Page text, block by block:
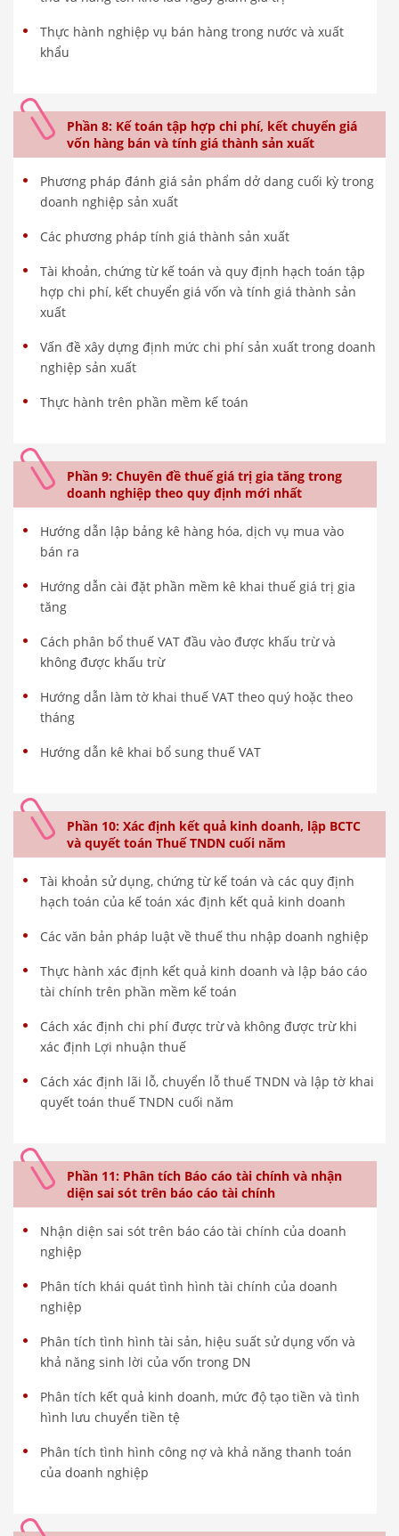
Thực hành nghiệp vụ bán hàng trong nước và xuất
khẩu
Phần 8: Kế toán tập hợp chi phí, kết chuyển giá
vốn hàng bán và tính giá thành sản xuất
Phương pháp đánh giá sản phẩm dở dang cuối kỳ trong
doanh nghiệp sản xuất
Các phương pháp tính giá thành sản xuất
Tài khoản, chứng từ kế toán và quy định hạch toán tập
hợp chi phí, kết chuyển giá vốn và tính giá thành sản
xuất
Vấn đề xây dựng định mức chi phí sản xuất trong doanh
nghiệp sản xuất
Thực hành trên phần mềm kế toán
Phần 9: Chuyên đề thuế giá trị gia tăng trong
doanh nghiệp theo quy định mới nhất
Hướng dẫn lập bảng kê hàng hóa, dịch vụ mua vào
bán ra
Hướng dẫn cài đặt phần mềm kê khai thuế giá trị gia
tăng
Cách phân bổ thuế VAT đầu vào được khấu trừ và
không được khấu trừ
Hướng dẫn làm tờ khai thuế VAT theo quý hoặc theo
tháng
Hướng dẫn kê khai bổ sung thuế VAT
Phần 10: Xác định kết quả kinh doanh, lập BCTC
và quyết toán Thuế TNDN cuối năm
Tài khoản sử dụng, chứng từ kế toán và các quy định
hạch toán của kế toán xác định kết quả kinh doanh
Các văn bản pháp luật về thuế thu nhập doanh nghiệp
Thực hành xác định kết quả kinh doanh và lập báo cáo
tài chính trên phần mềm kế toán
Cách xác định chi phí được trừ và không được trừ khi
xác định Lợi nhuận thuế
Cách xác định lãi lỗ, chuyển lỗ thuế TNDN và lập tờ khai
quyết toán thuế TNDN cuối năm
Phần 11: Phân tích Báo cáo tài chính và nhận
diện sai sót trên báo cáo tài chính
Nhận diện sai sót trên báo cáo tài chính của doanh
nghiệp
Phân tích khái quát tình hình tài chính của doanh
nghiệp
Phân tích tình hình tài sản, hiệu suất sử dụng vốn và
khả năng sinh lời của vốn trong DN
Phân tích kết quả kinh doanh, mức độ tạo tiền và tình
hình lưu chuyển tiền tệ
Phân tích tình hình công nợ và khả năng thanh toán
của doanh nghiệp